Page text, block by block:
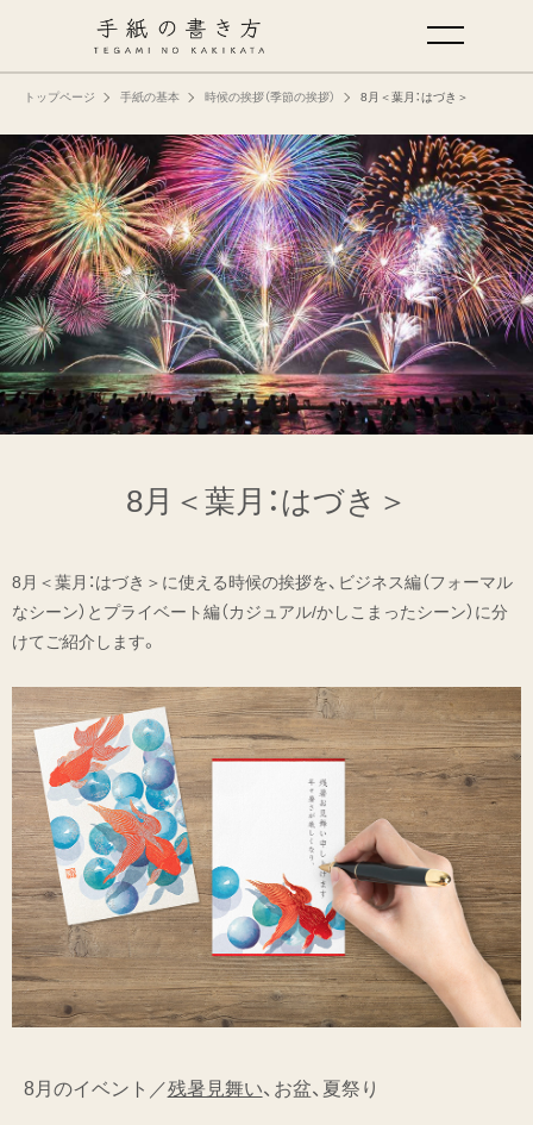
トップページ 手紙の基本 時候の挨拶（季節の挨拶） 8月＜葉月：はづき＞
8月＜葉月：はづき＞
8月＜葉月：はづき＞に使える時候の挨拶を、ビジネス編（フォーマル
なシーン）とプライベート編（カジュアル/かしこまったシーン）に分
けてご紹介します。
8月のイベント／残暑見舞い、お盆、夏祭り
手紙の基本
仕事の手紙の書き方
くらしの文例
仕事の文例
特集